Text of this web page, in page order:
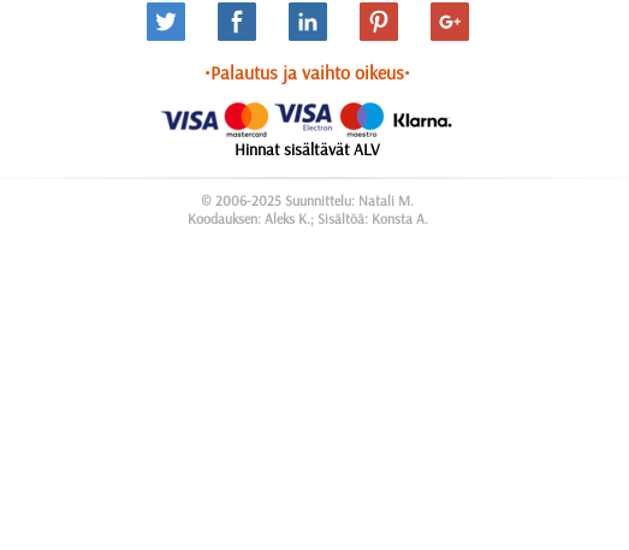
•Palautus ja vaihto oikeus•
Hinnat sisältävät ALV
© 2006-2025 Suunnittelu: Natali M.
Koodauksen: Aleks K.; Sisältöä: Konsta A.